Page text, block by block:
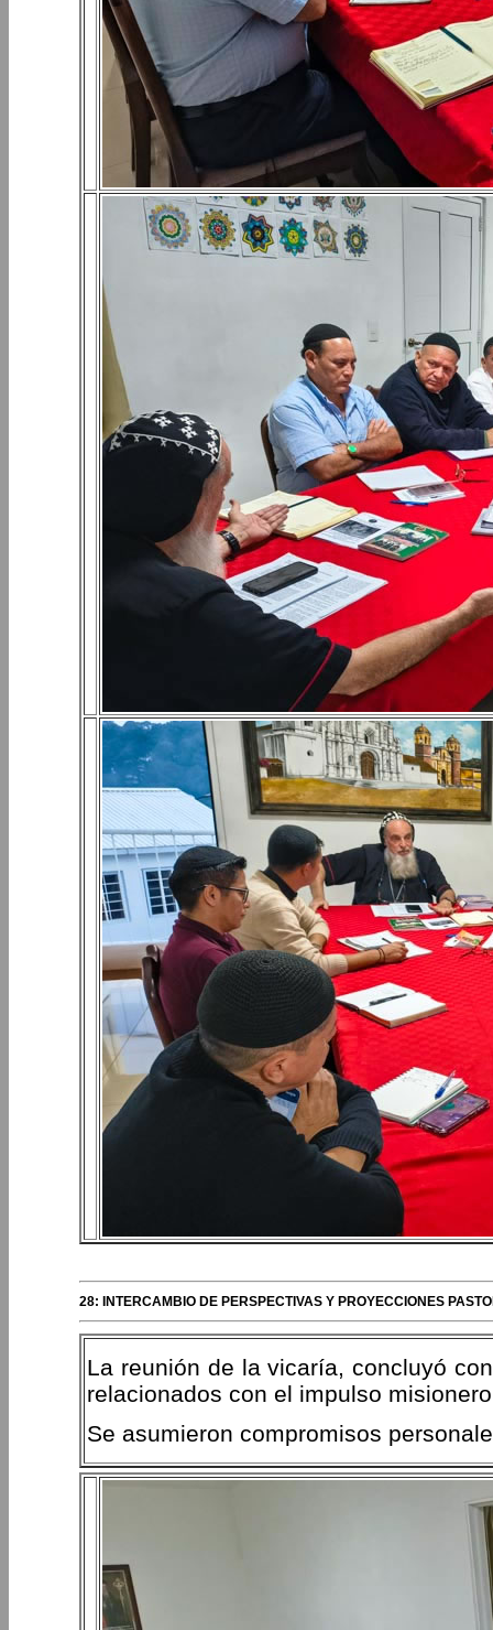
28: INTERCAMBIO DE PERSPECTIVAS Y PROYECCIONES
La reunión de la vicaría, concluyó
relacionados con el impulso
Se asumieron compromisos